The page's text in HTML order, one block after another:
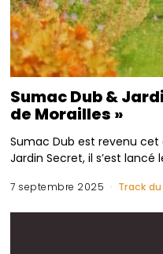
Sumac Dub &
de Morailles »
Sumac Dub est revenu
Jardin Secret, il s’est lancé
7 septembre 2025 Track